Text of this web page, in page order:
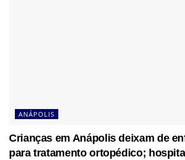
ANÁPOLIS
Crianças em Anápolis deixam de
para tratamento ortopédico;